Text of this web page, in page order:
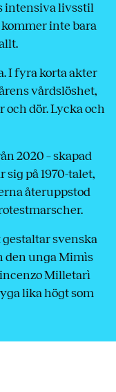
intensiva livsstil
inte bara
I fyra korta akter
vårdslöshet,
och dör. Lycka och
2020 – skapad
på 1970-talet,
återuppstod
svenska
den unga Mimìs
Milletarì
lika högt som